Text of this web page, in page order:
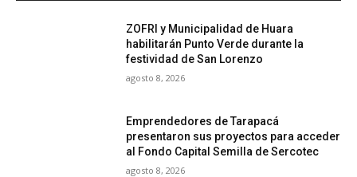
ZOFRI y Municipalidad de Huara
habilitarán Punto Verde durante la
festividad de San Lorenzo
agosto 8, 2026
Emprendedores de Tarapacá
presentaron sus proyectos para acceder
al Fondo Capital Semilla de Sercotec
agosto 8, 2026